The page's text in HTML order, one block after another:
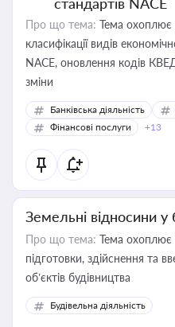
Про що тема: Тема охоплює
класифікації видів
NACE, оновлення кодів
зміни
Банківська діяльність
Фінансові послуги
+13
Земельні відносини у
Про що тема: Тема охоплює
підготовки, здійснення та
об’єктів будівництва
Будівельна діяльність